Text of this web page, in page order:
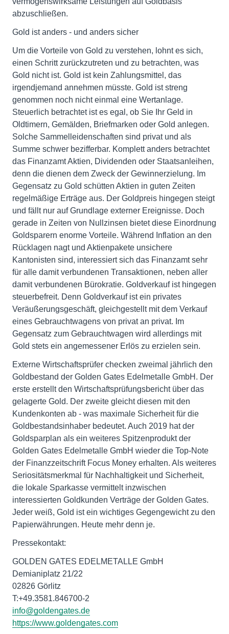
abzuschließen.
Gold ist anders - und anders sicher
Um die Vorteile von Gold zu verstehen, lohnt es sich,
einen Schritt zurückzutreten und zu betrachten, was
Gold nicht ist. Gold ist kein Zahlungsmittel, das
irgendjemand annehmen müsste. Gold ist streng
genommen noch nicht einmal eine Wertanlage.
Steuerlich betrachtet ist es egal, ob Sie Ihr Geld in
Oldtimern, Gemälden, Briefmarken oder Gold anlegen.
Solche Sammelleidenschaften sind privat und als
Summe schwer bezifferbar. Komplett anders betrachtet
das Finanzamt Aktien, Dividenden oder Staatsanleihen,
denn die dienen dem Zweck der Gewinnerzielung. Im
Gegensatz zu Gold schütten Aktien in guten Zeiten
regelmäßige Erträge aus. Der Goldpreis hingegen steigt
und fällt nur auf Grundlage externer Ereignisse. Doch
gerade in Zeiten von Nullzinsen bietet diese Einordnung
Goldsparern enorme Vorteile. Während Inflation an den
Rücklagen nagt und Aktienpakete unsichere
Kantonisten sind, interessiert sich das Finanzamt sehr
für alle damit verbundenen Transaktionen, neben aller
damit verbundenen Bürokratie. Goldverkauf ist hingegen
steuerbefreit. Denn Goldverkauf ist ein privates
Veräußerungsgeschäft, gleichgestellt mit dem Verkauf
eines Gebrauchtwagens von privat an privat. Im
Gegensatz zum Gebrauchtwagen wird allerdings mit
Gold stets ein angemessener Erlös zu erzielen sein.
Externe Wirtschaftsprüfer checken zweimal jährlich den
Goldbestand der Golden Gates Edelmetalle GmbH. Der
erste erstellt den Wirtschaftsprüfungsbericht über das
gelagerte Gold. Der zweite gleicht diesen mit den
Kundenkonten ab - was maximale Sicherheit für die
Goldbestandsinhaber bedeutet. Auch 2019 hat der
Goldsparplan als ein weiteres Spitzenprodukt der
Golden Gates Edelmetalle GmbH wieder die Top-Note
der Finanzzeitschrift Focus Money erhalten. Als weiteres
Seriositätsmerkmal für Nachhaltigkeit und Sicherheit,
die lokale Sparkasse vermittelt inzwischen
interessierten Goldkunden Verträge der Golden Gates.
Jeder weiß, Gold ist ein wichtiges Gegengewicht zu den
Papierwährungen. Heute mehr denn je.
Pressekontakt:
GOLDEN GATES EDELMETALLE GmbH
Demianiplatz 21/22
02826 Görlitz
T:+49.3581.846700-2
info@goldengates.de
https://www.goldengates.com